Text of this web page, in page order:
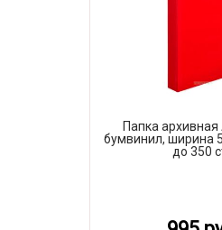
Папка
бумвинил, ширина
до 350